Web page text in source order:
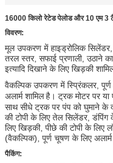
16000 किलो रेटेड पेलोड और 10 एम 3
विवरण:
मूल उपकरण में हाइड्रोलिक सिलेंडर,
तरल स्तर, सफाई प्रणाली, उठाने
इत्यादि दिखाने के लिए खिड़की
वैकल्पिक उपकरण में स्प्रिंकलर,
अलार्म शामिलहै। ट्रक मोटर पर
साथ सीधे ट्रक पर पंप को घुमाने के
की टोपी के लिए तेल सिलेंडर,
लिए खिड़की, पीछे की टोपी के लिए
(वैकल्पिक), पूर्ण चूषण के लिए
पैकिंग: